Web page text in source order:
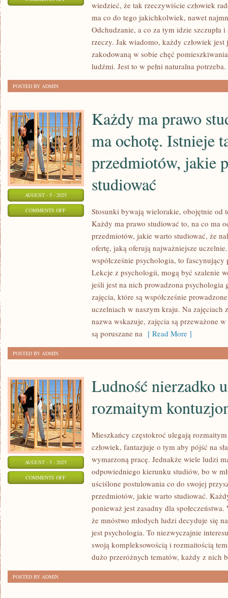
wiedzieć, że tak rzeczywiście człowiek
ma co do tego jakichkolwiek, nawet
Odchudzanie, a co za tym idzie szczupła
rzeczy. Jak wiadomo, każdy człowiek jest
zakodowaną w sobie chęć
ludźmi. Jest to w pełni naturalna
POSTED BY ADMIN
AUGUST - 5 - 2025
COMMENTS OFFON
STUDIOWAĆ
JAKIE
POŻĄDANE
BYŁOBY
STUDIOWAĆ
Każdy ma prawo
ma ochotę. Istnieje
przedmiotów, jakie
studiować
Stosunki bywają wielorakie, obojętnie od
Każdy ma prawo studiować to, na co ma
przedmiotów, jakie warto studiować, że
ofertę, jaką oferują najważniejsze
współcześnie psychologia, to
Lekcje z psychologii, mogą być szalenie
jeśli jest na nich prowadzona
zajęcia, które są współcześnie
uczelniach w naszym kraju. Na zajęciach
nazwa wskazuje, zajęcia są przeważone
są poruszane na [ Read More ]
POSTED BY ADMIN
AUGUST - 5 - 2025
COMMENTS OFFON
NIERZADKO
Ludność nierzadko
rozmaitym
Mieszkańcy częstokroć ulegają
człowiek, fantazjuje o tym aby pójść na
wymarzoną pracę. Jednakże wiele ludzi
odpowiedniego kierunku studiów, bo w
uściślone postulowania co do swojej
przedmiotów, jakie warto studiować.
ponieważ jest zasadny dla
że mnóstwo młodych ludzi decyduje się
jest psychologia. To niezwyczajnie
swoją kompleksowością i rozmaitością
dużo przeróżnych tematów, każdy z nich
POSTED BY ADMIN